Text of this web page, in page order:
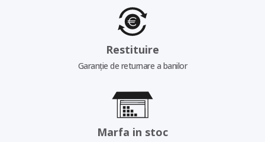
Restituire
Garanție de returnare a banilor
Marfa in stoc